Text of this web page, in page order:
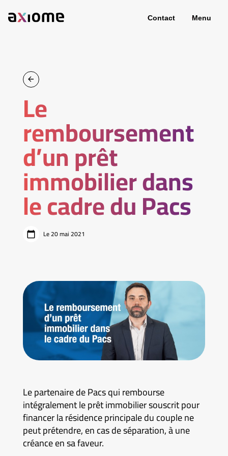
Contact Menu
Le
remboursement
d’un prêt
immobilier dans
le cadre du Pacs
Le 20 mai 2021
Le partenaire de Pacs qui rembourse
intégralement le prêt immobilier souscrit pour
financer la résidence principale du couple ne
peut prétendre, en cas de séparation, à une
créance en sa faveur.